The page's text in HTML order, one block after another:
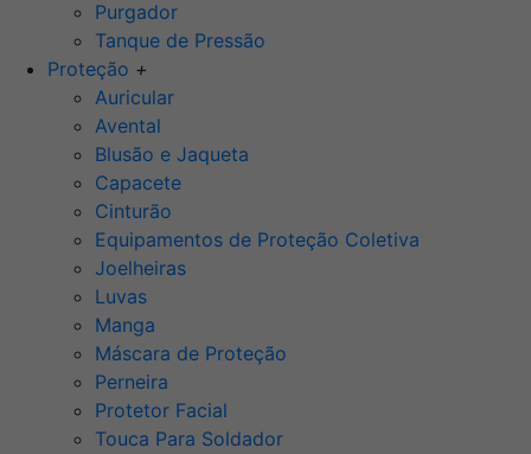
Purgador
Tanque de Pressão
Proteção +
Auricular
Avental
Blusão e Jaqueta
Capacete
Cinturão
Equipamentos de Proteção Coletiva
Joelheiras
Luvas
Manga
Máscara de Proteção
Perneira
Protetor Facial
Touca Para Soldador